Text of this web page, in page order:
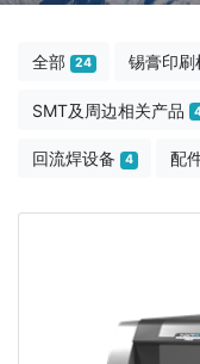
全部 24 锡膏印刷
SMT及周边相关产品
回流焊设备 4 配